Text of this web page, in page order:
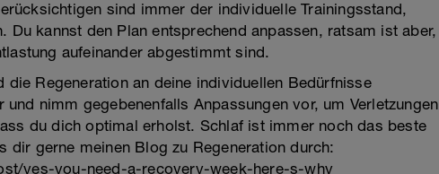
sind immer der individuelle Trainingsstand,
Du kannst den Plan entsprechend anpassen, ratsam ist aber,
aufeinander abgestimmt sind.
die Regeneration an deine individuellen Bedürfnisse
nimm gegebenenfalls Anpassungen vor, um Verletzungen
du dich optimal erholst. Schlaf ist immer noch das beste
dir gerne meinen Blog zu Regeneration durch:
yes-you-need-a-recovery-week-here-s-why